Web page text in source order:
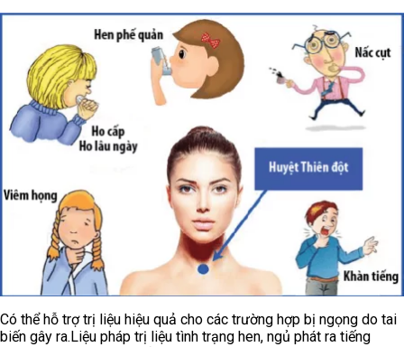
Có thể hỗ trợ trị liệu hiệu quả cho các trường hợp bị ngọng do tai
biến gây ra. Liệu pháp trị liệu tình trạng hen, ngủ phát ra tiếng